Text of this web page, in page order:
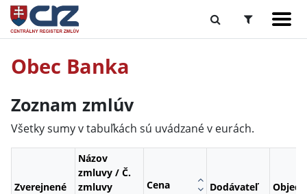
Obec Banka
Zoznam zmlúv
Všetky sumy v tabuľkách sú uvádzané v eurách.
Zverejnené
Názov
zmluvy / Č.
zmluvy
Cena Dodávateľ